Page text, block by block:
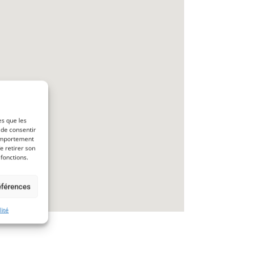
que les
consentir
retirer son